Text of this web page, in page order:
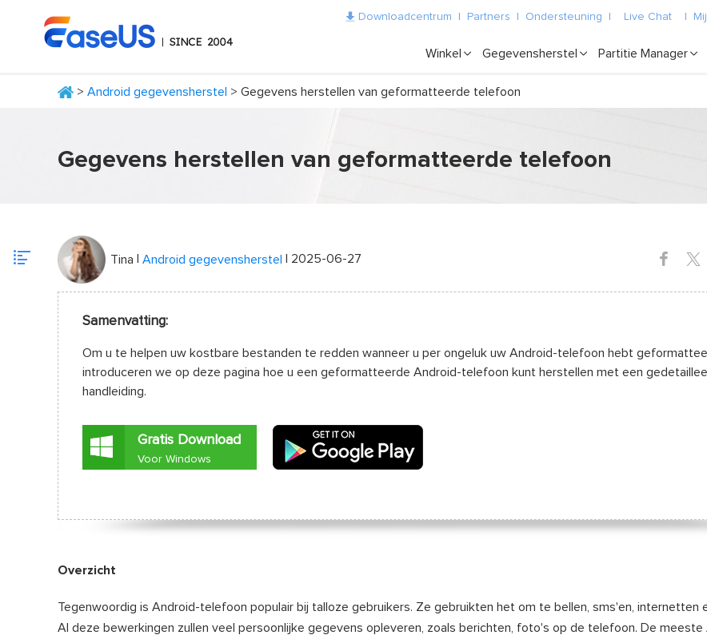
Downloadcentrum Partners Ondersteuning Live Chat
Winkel Gegevensherstel Partitie Manager
> Android gegevensherstel > Gegevens herstellen van geformatteerde telefoon
Gegevens herstellen van geformatteerde telefoon
Tina Android gegevensherstel | 2025-06-27
Samenvatting:
Om u te helpen uw kostbare bestanden te redden wanneer u per ongeluk uw Android-telefoon hebt
introduceren we op deze pagina hoe u een geformatteerde Android-telefoon kunt herstellen met een
handleiding.
Gratis Download
Voor Windows
Overzicht
Tegenwoordig is Android-telefoon populair bij talloze gebruikers. Ze gebruikten het om te bellen, sms'en, internetten
Al deze bewerkingen zullen veel persoonlijke gegevens opleveren, zoals berichten, foto's op de telefoon. De meeste